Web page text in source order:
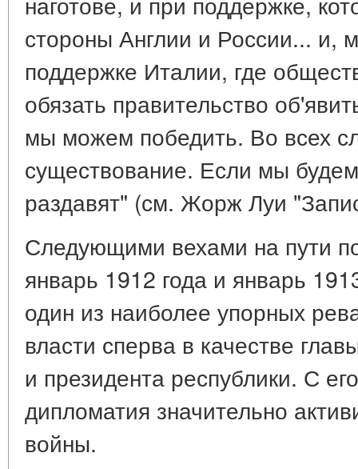
стороны Англии и России... и,
поддержке Италии, где
обязать правительство
мы можем победить. Во всех
существование. Если мы
раздавят" (см. Жорж Луи
Следующими вехами на пути
январь 1912 года и январь
один из наиболее упорных
власти сперва в качестве
и президента республики. С
дипломатия значительно
войны.